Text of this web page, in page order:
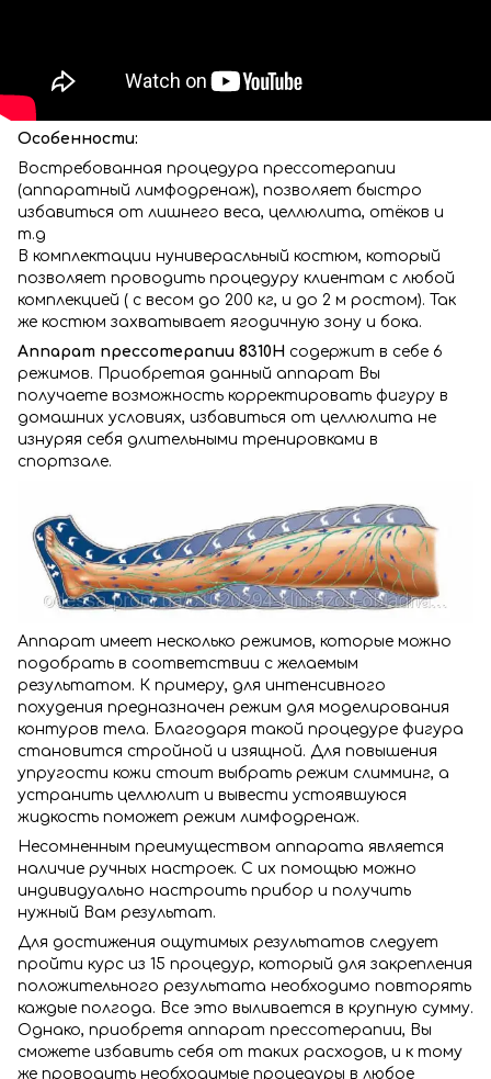
Особенности:
Востребованная процедура прессотерапии
(аппаратный лимфодренаж), позволяет быстро
избавиться от лишнего веса, целлюлита, отёков и
т.д
В комплектации нуниверасльный костюм, который
позволяет проводить процедуру клиентам с любой
комплекцией ( с весом до 200 кг, и до 2 м ростом). Так
же костюм захватывает ягодичную зону и бока.
Аппарат прессотерапии 8310Н содержит в себе 6
режимов. Приобретая данный аппарат Вы
получаете возможность корректировать фигуру в
домашних условиях, избавиться от целлюлита не
изнуряя себя длительными тренировками в
спортзале.
Аппарат имеет несколько режимов, которые можно
подобрать в соответствии с желаемым
результатом. К примеру, для интенсивного
похудения предназначен режим для моделирования
контуров тела. Благодаря такой процедуре фигура
становится стройной и изящной. Для повышения
упругости кожи стоит выбрать режим слимминг, а
устранить целлюлит и вывести устоявшуюся
жидкость поможет режим лимфодренаж.
Несомненным преимуществом аппарата является
наличие ручных настроек. С их помощью можно
индивидуально настроить прибор и получить
нужный Вам результат.
Для достижения ощутимых результатов следует
пройти курс из 15 процедур, который для закрепления
положительного результата необходимо повторять
каждые полгода. Все это выливается в крупную сумму.
Однако, приобретя аппарат прессотерапии, Вы
сможете избавить себя от таких расходов, и к тому
же проводить необходимые процедуры в любое